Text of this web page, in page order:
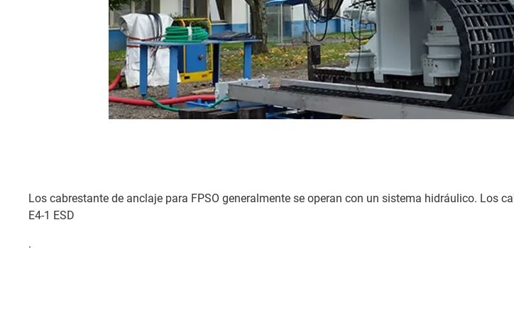
Los cabrestante de anclaje para FPSO generalmente se operan con un sistema hidráulico. Los
E4-1 ESD
.